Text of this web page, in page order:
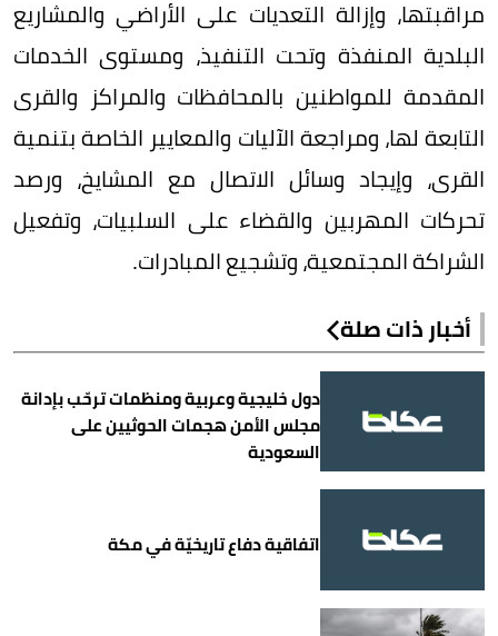
مراقبتها، وإزالة التعديات على الأراضي والمشاريع
البلدية المنفذة وتحت التنفيذ، ومستوى الخدمات
المقدمة للمواطنين بالمحافظات والمراكز والقرى
التابعة لها، ومراجعة الآليات والمعايير الخاصة بتنمية
القرى، وإيجاد وسائل الاتصال مع المشايخ، ورصد
تحركات المهربين والقضاء على السلبيات، وتفعيل
الشراكة المجتمعية، وتشجيع المبادرات.
أخبار ذات صلة
دول خليجية وعربية ومنظمات ترحّب بإدانة
مجلس الأمن هجمات الحوثيين على
السعودية
اتفاقية دفاع تاريخيّة في مكة